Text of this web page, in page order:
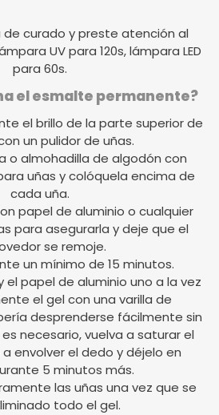
de curado y preste atención al
UV para 120s, lámpara LED
para 60s.
el esmalte permanente?
el brillo de la parte superior de
un pulidor de uñas.
o almohadilla de algodón con
uñas y colóquela encima de
cada uña.
papel de aluminio o cualquier
para asegurarla y deje que el
se remoje.
un mínimo de 15 minutos.
el papel de aluminio uno a la vez
el gel con una varilla de
desprenderse fácilmente sin
necesario, vuelva a saturar el
envolver el dedo y déjelo en
5 minutos más.
las uñas una vez que se
todo el gel.